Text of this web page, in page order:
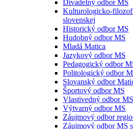
Divadelný odbor MS
Kulturologicko-
slovenskej
Historický odbor MS
Hudobný odbor MS
Mladá Matica
Jazykový odbor MS
Pedagogický odbor
Politologický odbor
Slovanský odbor
Športový odbor MS
Vlastivedný odbor MS
Výtvarný odbor MS
Záujmový odbor
Záujmový odbor MS